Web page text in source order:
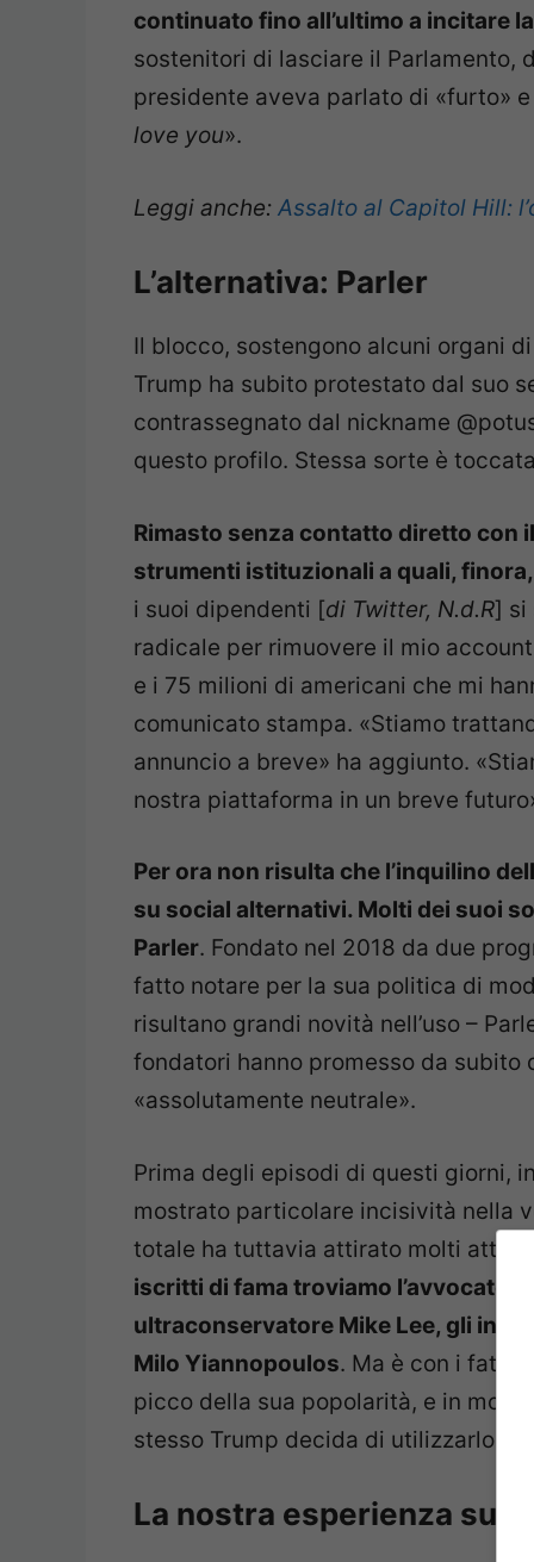
continuato fino all’ultimo a incitare
sostenitori di lasciare il Parlamento,
presidente aveva parlato di «furto»
love you».
Leggi anche: Assalto al Capitol Hill:
L’alternativa: Parler
Il blocco, sostengono alcuni organi
Trump ha subito protestato dal suo
contrassegnato dal nickname
questo profilo. Stessa sorte è
Rimasto senza contatto diretto con
strumenti istituzionali a quali,
i suoi dipendenti [di Twitter, N.d.R] si
radicale per rimuovere il mio
e i 75 milioni di americani che mi
comunicato stampa. «Stiamo
annuncio a breve» ha aggiunto.
nostra piattaforma in un breve
Per ora non risulta che l’inquilino
su social alternativi. Molti dei suoi
Parler. Fondato nel 2018 da due
fatto notare per la sua politica di
risultano grandi novità nell’uso –
fondatori hanno promesso da
«assolutamente neutrale».
Prima degli episodi di questi giorni,
mostrato particolare incisività nella
totale ha tuttavia attirato molti
iscritti di fama troviamo l’avvocato
ultraconservatore Mike Lee, gli
Milo Yiannopoulos. Ma è con i fatti
picco della sua popolarità, e in molti
stesso Trump decida di utilizzarlo.
La nostra esperienza su